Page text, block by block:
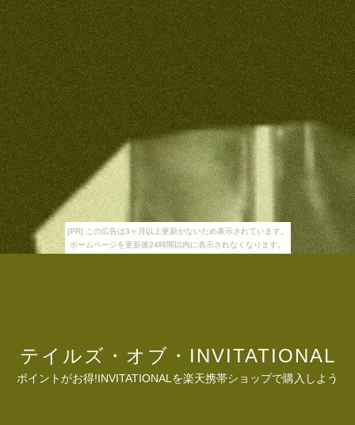
[PR] この広告は3ヶ月以上更新がないため表示されています。
ホームページを更新後24時間以内に表示されなくなります。
テイルズ・オブ・INVITATIONAL
ポイントがお得!INVITATIONALを楽天携帯ショップで購入しよう